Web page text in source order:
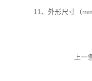
11、外形尺寸（mm
上一